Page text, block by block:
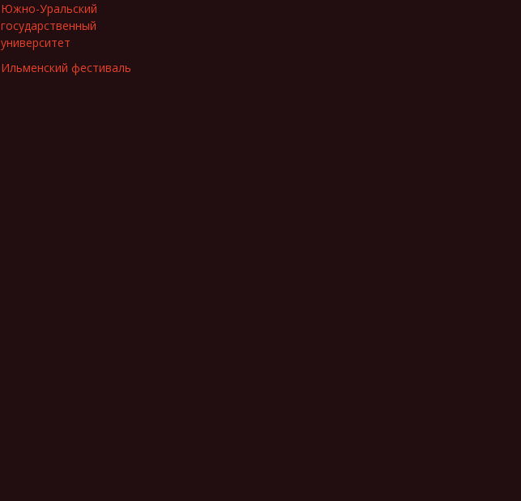
Южно-Уральский
государственный
университет
Ильменский фестиваль